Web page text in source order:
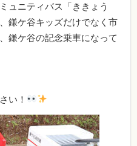
ュニティバス「ききょう
鎌ケ谷キッズだけでなく市
鎌ケ谷の記念乗車になって
い！